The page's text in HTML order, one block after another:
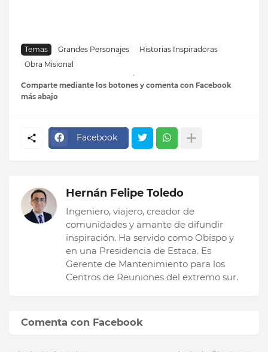
Temas Grandes Personajes
Historias Inspiradoras
Obra Misional
Comparte mediante los botones y comenta con Facebook
más abajo
Facebook
Hernán Felipe Toledo
Ingeniero, viajero, creador de
comunidades y amante de difundir
inspiración. Ha servido como Obispo y
en una Presidencia de Estaca. Es
Gerente de Mantenimiento para los
Centros de Reuniones del extremo sur.
Comenta con Facebook